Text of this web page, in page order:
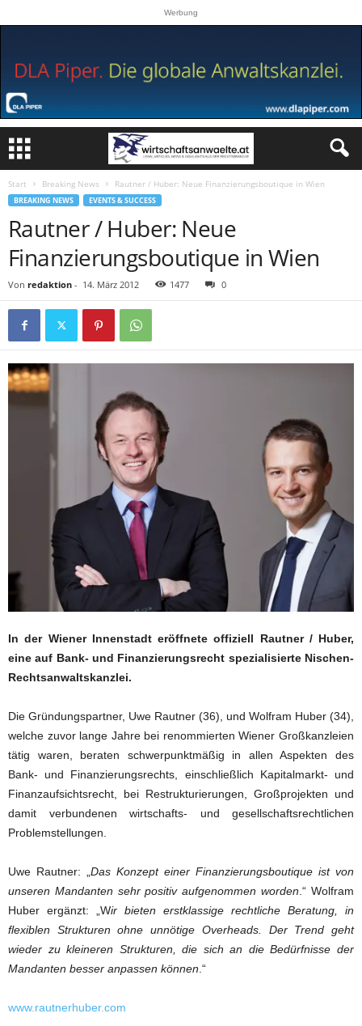
Werbung
Start Breaking News Rautner / Huber: Neue Finanzierungsboutique in Wien
BREAKING NEWS EVENTS & SUCCESS
Rautner / Huber: Neue
Finanzierungsboutique in Wien
Von redaktion - 14. März 2012 1477 0
In der Wiener Innenstadt eröffnete offiziell Rautner / Huber,
eine auf Bank- und Finanzierungsrecht spezialisierte Nischen-
Rechtsanwaltskanzlei.
Die Gründungspartner, Uwe Rautner (36), und Wolfram Huber (34),
welche zuvor lange Jahre bei renommierten Wiener Großkanzleien
tätig waren, beraten schwerpunktmäßig in allen Aspekten des
Bank- und Finanzierungsrechts, einschließlich Kapitalmarkt- und
Finanzaufsichtsrecht, bei Restrukturierungen, Großprojekten und
damit verbundenen wirtschafts- und gesellschaftsrechtlichen
Problemstellungen.
Uwe Rautner: „ Das Konzept einer Finanzierungsboutique ist von
unseren Mandanten sehr positiv aufgenommen worden .“ Wolfram
Huber ergänzt: „Wir bieten erstklassige rechtliche Beratung, in
flexiblen Strukturen ohne unnötige Overheads. Der Trend geht
wieder zu kleineren Strukturen, die sich an die Bedürfnisse der
Mandanten besser anpassen können .“
www.rautnerhuber.com